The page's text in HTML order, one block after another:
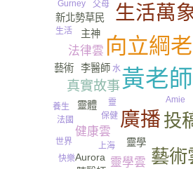
黃老師
向立綱
廣播
生活萬
投
藝術
真實故事
健康雲
靈學雲
法律雲
李醫師
靈體
新北勢草民
靈學
主神
Aurora
藝術
養生
保健
上海
生活
父母
世界
Gurney​
法國
靈 Amie
快樂
水